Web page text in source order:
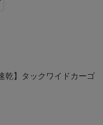
乾】タックワイドカーゴ